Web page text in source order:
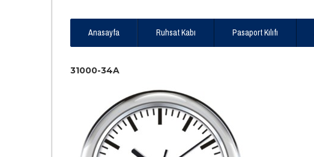
Anasayfa Ruhsat Kabı Pasaport Kılıfı
31000-34A